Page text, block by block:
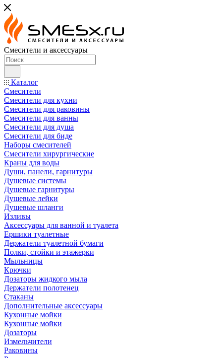
Смесители и аксессуары
Каталог
Смесители
Смесители для кухни
Смесители для раковины
Смесители для ванны
Смесители для душа
Смесители для биде
Наборы смесителей
Смесители хирургические
Краны для воды
Души, панели, гарнитуры
Душевые системы
Душевые гарнитуры
Душевые лейки
Душевые шланги
Изливы
Аксессуары для ванной и туалета
Ершики туалетные
Держатели туалетной бумаги
Полки, стойки и этажерки
Мыльницы
Крючки
Дозаторы жидкого мыла
Держатели полотенец
Стаканы
Дополнительные аксессуары
Кухонные мойки
Кухонные мойки
Дозаторы
Измельчители
Раковины